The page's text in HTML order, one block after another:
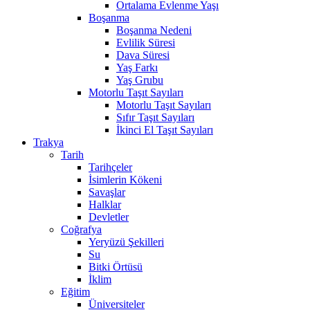
Ortalama Evlenme Yaşı
Boşanma
Boşanma Nedeni
Evlilik Süresi
Dava Süresi
Yaş Farkı
Yaş Grubu
Motorlu Taşıt Sayıları
Motorlu Taşıt Sayıları
Sıfır Taşıt Sayıları
İkinci El Taşıt Sayıları
Trakya
Tarih
Tarihçeler
İsimlerin Kökeni
Savaşlar
Halklar
Devletler
Coğrafya
Yeryüzü Şekilleri
Su
Bitki Örtüsü
İklim
Eğitim
Üniversiteler